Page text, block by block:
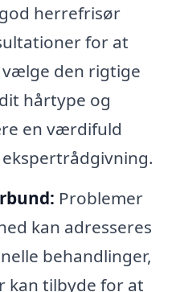
herrefrisør
for at
den rigtige
hårtype og
en værdifuld
Problemer
kan adresseres
behandlinger,
kan tilbyde for at